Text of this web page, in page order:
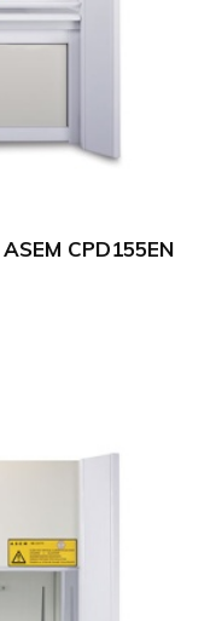
CPD155EN